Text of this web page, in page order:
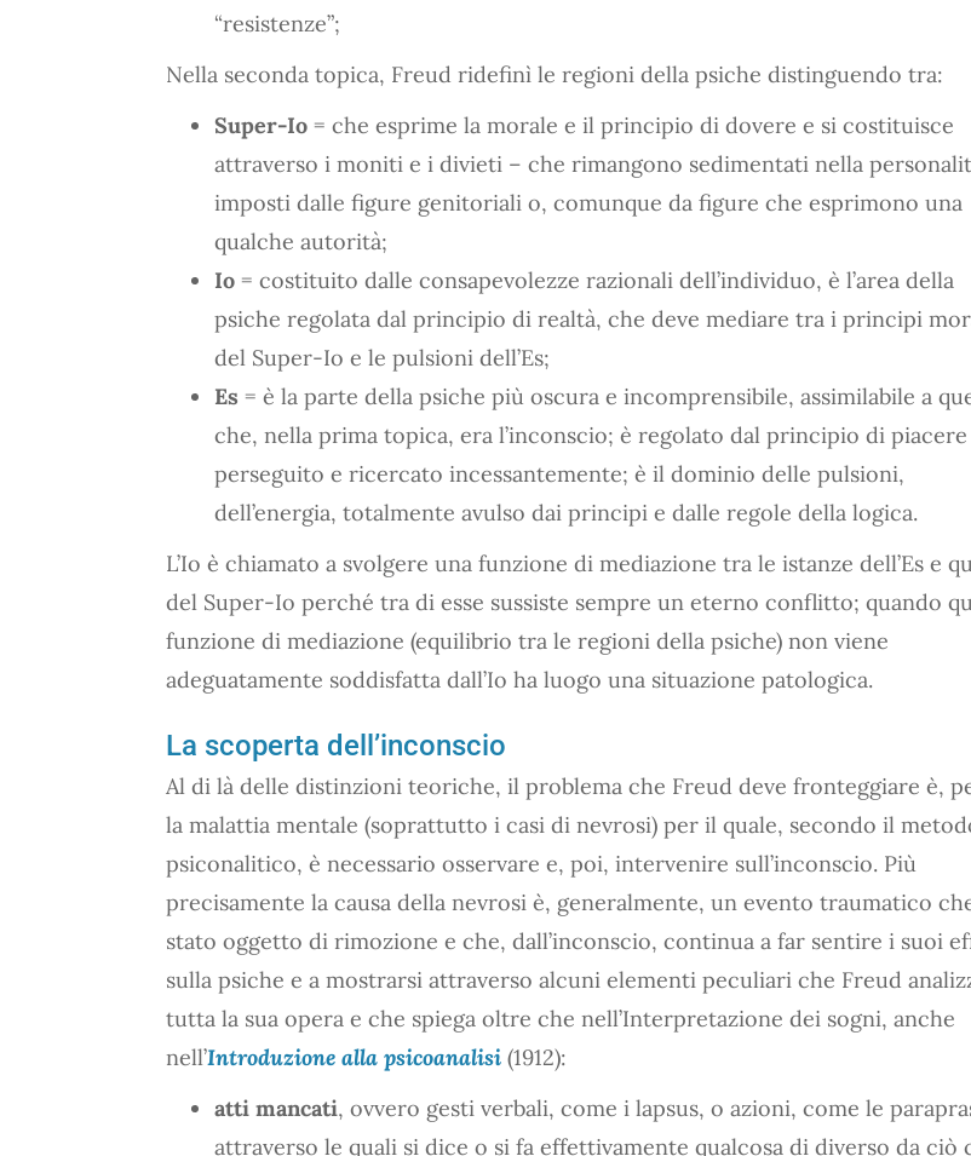
“resistenze”;
Nella seconda topica, Freud ridefinì le regioni della psiche distinguendo tra:
Super-Io = che esprime la morale e il principio di dovere e si costituisce
attraverso i moniti e i divieti – che rimangono sedimentati nella
imposti dalle figure genitoriali o, comunque da figure che esprimono una
qualche autorità;
Io = costituito dalle consapevolezze razionali dell’individuo, è l’area della
psiche regolata dal principio di realtà, che deve mediare tra i principi
del Super-Io e le pulsioni dell’Es;
Es = è la parte della psiche più oscura e incomprensibile, assimilabile a
che, nella prima topica, era l’inconscio; è regolato dal principio di piacere
perseguito e ricercato incessantemente; è il dominio delle pulsioni,
dell’energia, totalmente avulso dai principi e dalle regole della logica.
L’Io è chiamato a svolgere una funzione di mediazione tra le istanze dell’Es e
del Super-Io perché tra di esse sussiste sempre un eterno conflitto; quando
funzione di mediazione (equilibrio tra le regioni della psiche) non viene
adeguatamente soddisfatta dall’Io ha luogo una situazione patologica.
La scoperta dell’inconscio
Al di là delle distinzioni teoriche, il problema che Freud deve fronteggiare è,
la malattia mentale (soprattutto i casi di nevrosi) per il quale, secondo il
psiconalitico, è necessario osservare e, poi, intervenire sull’inconscio. Più
precisamente la causa della nevrosi è, generalmente, un evento traumatico
stato oggetto di rimozione e che, dall’inconscio, continua a far sentire i suoi
sulla psiche e a mostrarsi attraverso alcuni elementi peculiari che Freud
tutta la sua opera e che spiega oltre che nell’Interpretazione dei sogni, anche
nell’Introduzione alla psicoanalisi (1912):
atti mancati, ovvero gesti verbali, come i lapsus, o azioni, come le
attraverso le quali si dice o si fa effettivamente qualcosa di diverso da ciò